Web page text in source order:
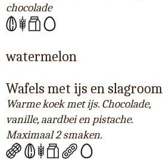
chocolade
watermelon
Wafels met ijs en slagroom
Warme koek met ijs. Chocolade,
vanille, aardbei en pistache.
Maximaal 2 smaken.